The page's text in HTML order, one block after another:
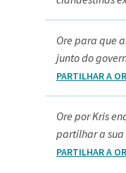
Ore para que
junto do
PARTILHAR A
Ore por Kris
partilhar a sua
PARTILHAR A